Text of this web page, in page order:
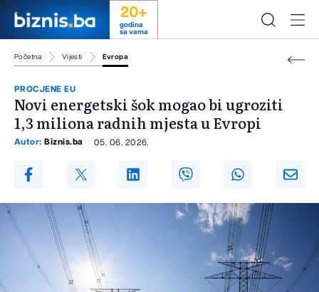
20+
godina
sa vama
Početna Vijesti Evropa
PROCJENE EU
Novi energetski šok mogao bi ugroziti
1,3 miliona radnih mjesta u Evropi
Autor: Biznis.ba 05. 06. 2026.